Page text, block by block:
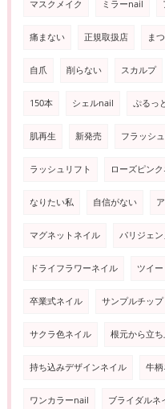
マスクメイク ミラーnail
痛まない 正規取扱店 ま
自爪 削らない スカルプ
150本 シェルnail ぷるっ
肌再生 新発売 フラッシ
ラッシュリフト ローズピン
なりたい私 自信がない
マグネットネイル パリジェン
ドライフラワーネイル ツイ
卒業式ネイル サンプルチップ
サクラ色ネイル 根元から立
持ち込みデザインネイル 牛
ワンカラーnail ブライダルネ